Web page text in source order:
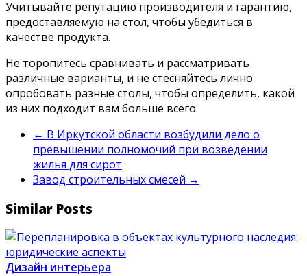
Учитывайте репутацию производителя и гарантию,
предоставляемую на стол, чтобы убедиться в
качестве продукта.
Не торопитесь сравнивать и рассматривать
различные варианты, и не стесняйтесь лично
опробовать разные столы, чтобы определить, какой
из них подходит вам больше всего.
← В Иркутской области возбудили дело о
превышении полномочий при возведении
жилья для сирот
Завод строительных смесей →
Similar Posts
Дизайн интерьера